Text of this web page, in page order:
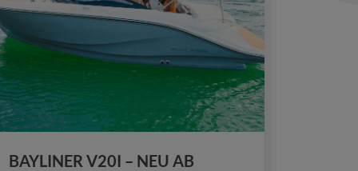
BAYLINER V20I – NEU AB